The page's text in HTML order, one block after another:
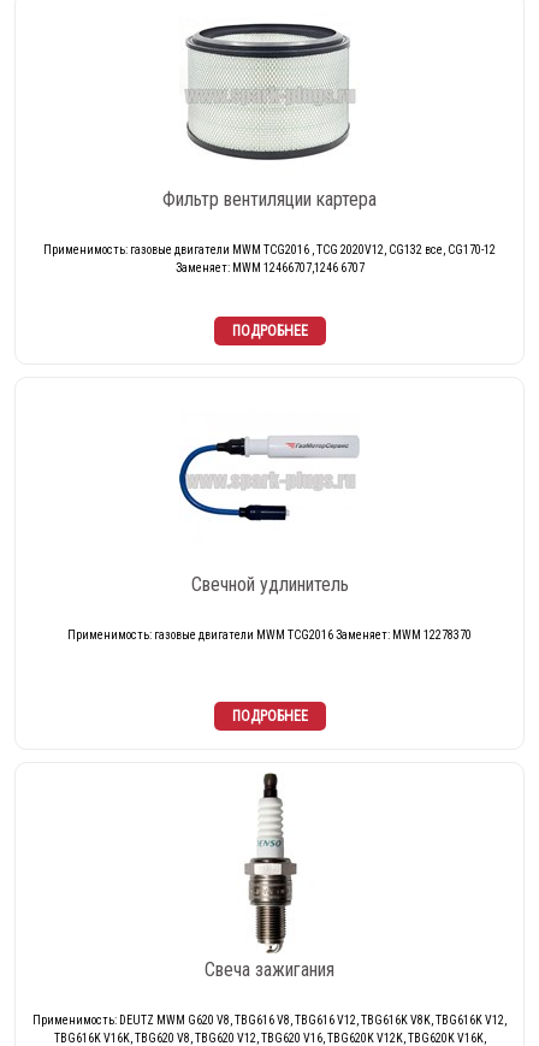
Фильтр вентиляции картера
Применимость: газовые двигатели MWM TCG2016 , TCG 2020V12, CG132 все, CG170-12
Заменяет: MWM 12466707,1246 6707
Свечной удлинитель
Применимость: газовые двигатели MWM TCG2016 Заменяет: MWM 12278370
Свеча зажигания
Применимость: DEUTZ MWM G620 V8, TBG616 V8, TBG616 V12, TBG616K V8K, TBG616K V12,
TBG616K V16K, TBG620 V8, TBG620 V12, TBG620 V16, TBG620K V12K, TBG620K V16K,